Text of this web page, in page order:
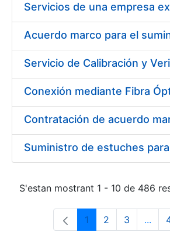
S'estan mostrant 1 - 10 de 486
Pàgina
1 Pàgina
2 Pàgina
3 ...